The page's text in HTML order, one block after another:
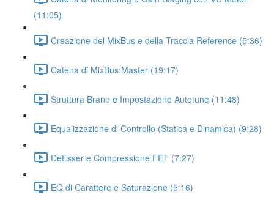
(11:05)
Creazione del MixBus e della Traccia Reference (5:36)
Catena di MixBus:Master (19:17)
Struttura Brano e Impostazione Autotune (11:48)
Equalizzazione di Controllo (Statica e Dinamica) (9:28)
DeEsser e Compressione FET (7:27)
EQ di Carattere e Saturazione (5:16)